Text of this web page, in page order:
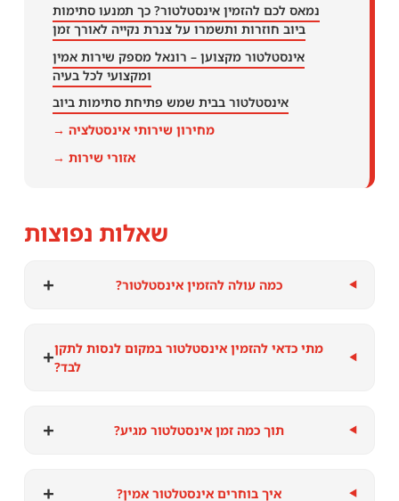
נמאס לכם להזמין אינסטלטור? כך תמנעו סתימות
ביוב חוזרות ותשמרו על צנרת נקייה לאורך זמן
אינסטלטור מקצוען – רונאל מספק שירות אמין
ומקצועי לכל בעיה
אינסטלטור בבית שמש פתיחת סתימות ביוב
מחירון שירותי אינסטלציה →
אזורי שירות →
שאלות נפוצות
כמה עולה להזמין אינסטלטור? +
מתי כדאי להזמין אינסטלטור במקום לנסות לתקן
לבד?+
תוך כמה זמן אינסטלטור מגיע? +
איך בוחרים אינסטלטור אמין? +